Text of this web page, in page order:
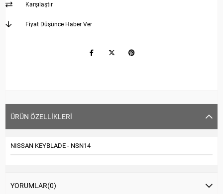
Karşılaştır
Fiyat Düşünce Haber Ver
ÜRÜN ÖZELLIKLERI
NISSAN KEYBLADE - NSN14
YORUMLAR(0)